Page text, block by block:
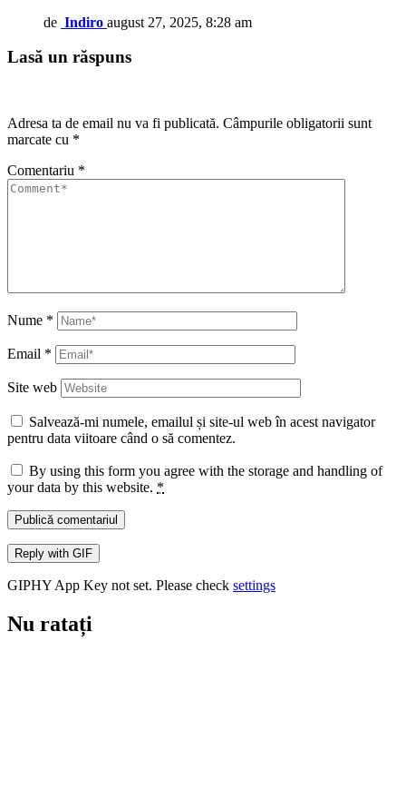
de Indiro august 27, 2025, 8:28 am
Lasă un răspuns
Adresa ta de email nu va fi publicată. Câmpurile obligatorii sunt
marcate cu *
Comentariu *
Nume *
Email *
Site web
Salvează-mi numele, emailul și site-ul web în acest navigator
pentru data viitoare când o să comentez.
By using this form you agree with the storage and handling of
your data by this website. *
Publică comentariul
Reply with GIF
GIPHY App Key not set. Please check settings
Nu ratați